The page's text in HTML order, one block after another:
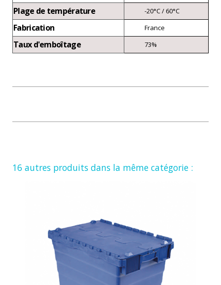
Plage de température -20°C / 60°C
Fabrication France
Taux d'emboîtage 73%
16 autres produits dans la même catégorie :